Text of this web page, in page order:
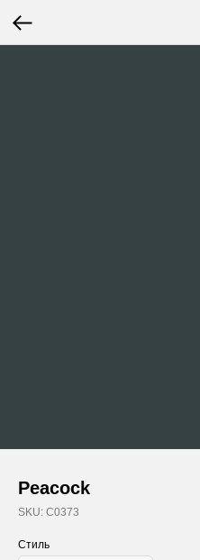
Peacock
SKU: C0373
Стиль